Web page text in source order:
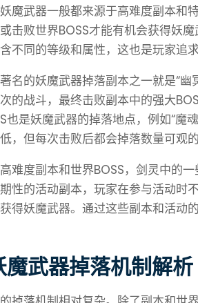
魔武器一般都来源于高难度副本和
击败世界BOSS才能有机会获得妖
不同的等级和属性，这也是玩家追
名的妖魔武器掉落副本之一就是“
的战斗，最终击败副本中的强大
也是妖魔武器的掉落地点，例如“魔
，但每次击败后都会掉落数量可观的
难度副本和世界BOSS，剑灵中的
性的活动副本，玩家在参与活动时
得妖魔武器。通过这些副本和活动
魔武器掉落机制解析